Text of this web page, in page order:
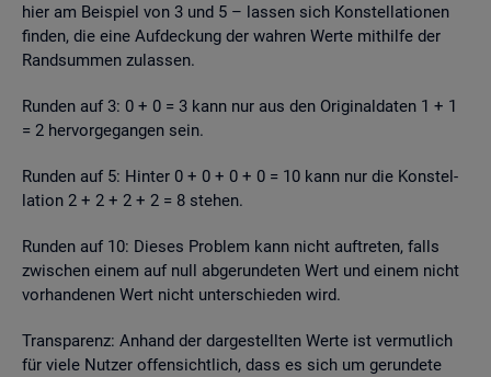
hier am Bei­spiel von 3 und 5 – las­sen sich Kon­stel­la­tio­nen
fin­den, die eine Auf­de­ckung der wah­ren Werte mit­hil­fe der
Rand­sum­men zu­las­sen.
Run­den auf 3: 0 + 0 = 3 kann nur aus den Ori­gi­nal­da­ten 1 + 1
= 2 her­vor­ge­gan­gen sein.
Run­den auf 5: Hin­ter 0 + 0 + 0 + 0 = 10 kann nur die Kon­stel­
la­ti­on 2 + 2 + 2 + 2 = 8 ste­hen.
Run­den auf 10: Die­ses Pro­blem kann nicht auf­tre­ten, falls
zwi­schen einem auf null ab­ge­run­de­ten Wert und einem nicht
vor­han­de­nen Wert nicht un­ter­schie­den wird.
Trans­pa­renz: An­hand der dar­ge­stell­ten Werte ist ver­mut­lich
für viele Nut­zer of­fen­sicht­lich, dass es sich um ge­run­de­te